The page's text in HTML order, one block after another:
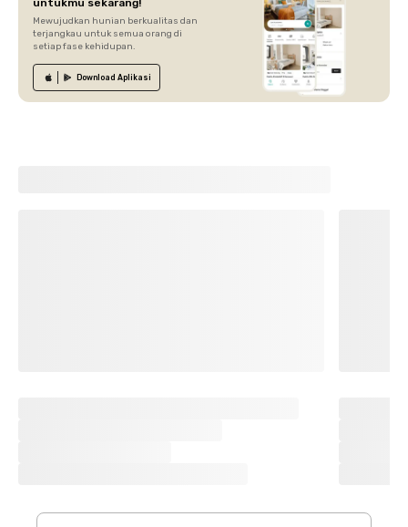
Mewujudkan hunian berkualitas dan
terjangkau untuk semua orang di
setiap fase kehidupan.
Download Aplikasi